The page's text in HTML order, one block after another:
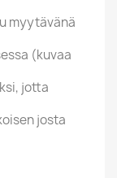
myytävänä
(kuvaa
jotta
josta